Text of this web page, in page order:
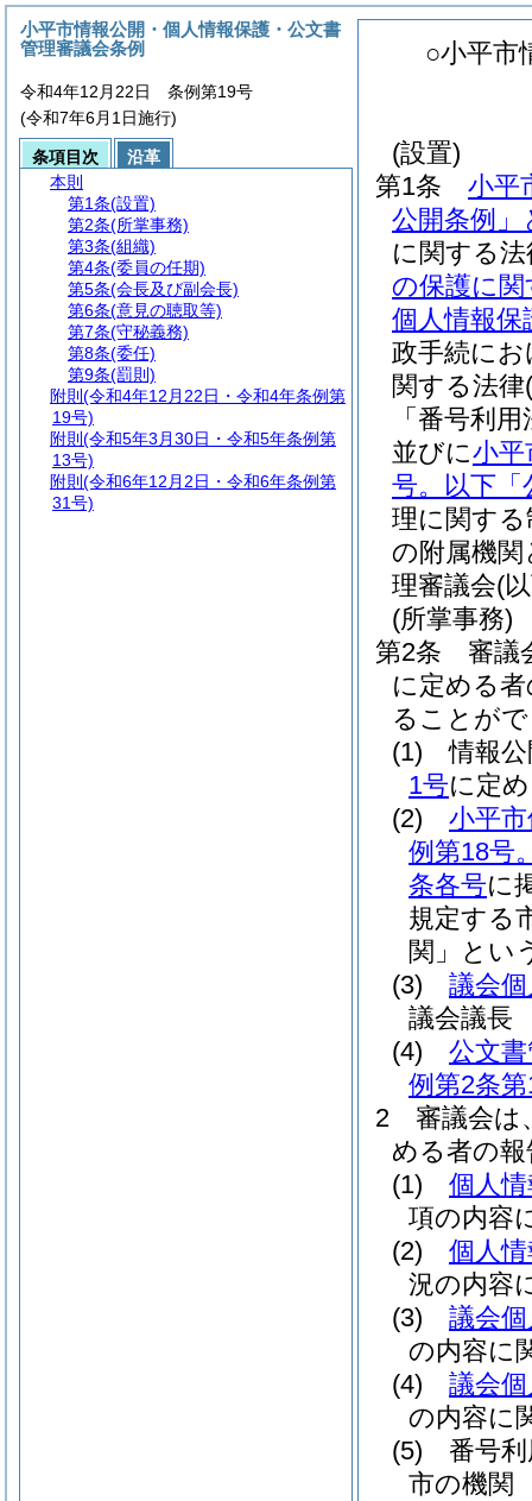
○小平市
(設置)
第1条
小平
公開条例」
に関する法
の保護に
個人情報保
政手続に
関する法律
「番号利
並びに小平
号。以下「
理に関す
の附属機関
理審議会(
(所掌事務)
第2条
審議
に定める
ることが
(1)
情報
1号に定
(2)
小平
例第18号
条各号に
規定する
関」とい
(3)
議会
議会議長
(4)
公文
例第2条
2
審議会は
める者の
(1)
個人
項の内容
(2)
個人
況の内容
(3)
議会
の内容に
(4)
議会
の内容に
(5)
番号
市の機関
小平市情報公開・個人情報保護・公文書
管理審議会条例
令和4年12月22日 条例第19号
(令和7年6月1日施行)
条項目次
沿革
本則
第1条(設置)
第2条(所掌事務)
第3条(組織)
第4条(委員の任期)
第5条(会長及び副会長)
第6条(意見の聴取等)
第7条(守秘義務)
第8条(委任)
第9条(罰則)
附則 (令和4年12月22日・令和4年条例第
19号)
附則 (令和5年3月30日・令和5年条例第
13号)
附則 (令和6年12月2日・令和6年条例第
31号)